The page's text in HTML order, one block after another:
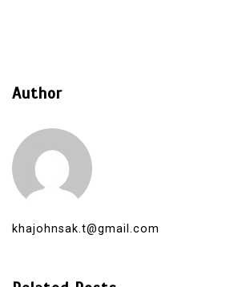
Author
khajohnsak.t@gmail.com